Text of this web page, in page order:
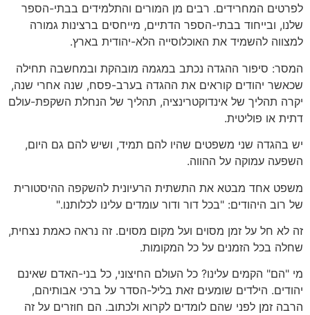
לפרטים המחרידים. רבים מן המורים והתלמידים בבתי-הספר
שלנו, ובייחוד בבתי-הספר הדתיים, מייחסים ברצינות גמורה
למצווה להשמיד את האוכלוסייה הלא-יהודית בארץ.
המסר: סיפור ההגדה נכתב במגמה מובהקת ובמחשבה תחילה
שכאשר יהודים קוראים את ההגדה בערב-פסח, שנה אחרי שנה,
יקרה תהליך של אינדוקטרינציה, תהליך של הנחלת השקפת-עולם
דתית או פוליטית.
יש בהגדה שני משפטים שהיו להם תמיד, ושיש להם גם היום,
השפעה עמוקה על ההווה.
משפט אחד מבטא את התשתית הרעיונית להשקפה ההיסטורית
של רוב היהודים: "בכל דור ודור עומדים עלינו לכלותנו."
זה לא חל על זמן מסוים ועל מקום מסוים. זה נראה כאמת נצחית,
שחלה בכל הזמנים על כל המקומות.
מי "הם" הקמים עלינו? כל העולם החיצוני, כל בני-האדם שאינם
יהודים. הילדים שומעים זאת בליל-הסדר על ברכי אבותיהם,
הרבה זמן לפני שהם לומדים לקרוא ולכתוב. הם חוזרים על זה